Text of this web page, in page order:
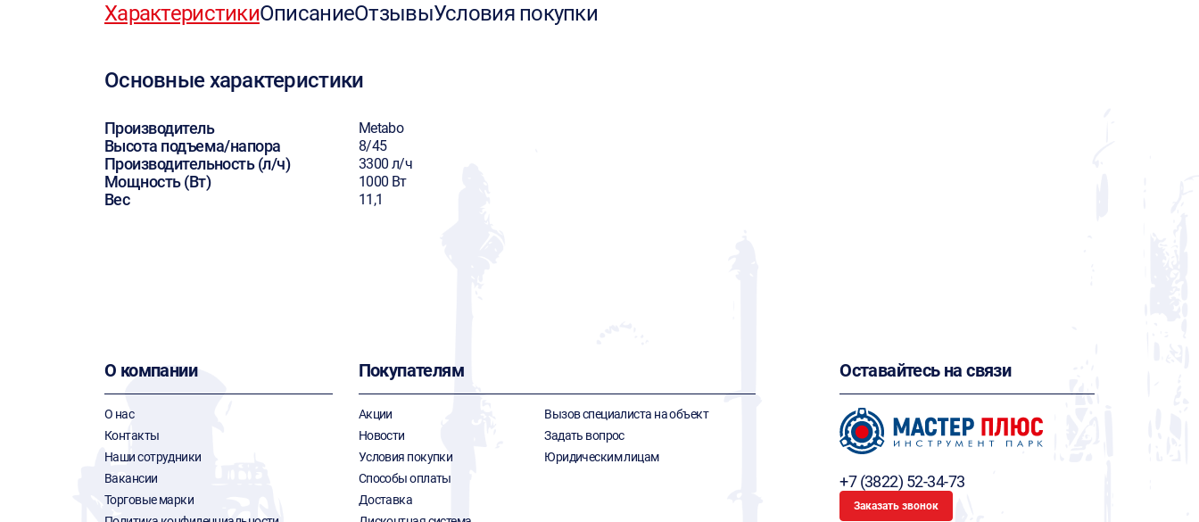
ХарактеристикиОписаниеОтзывыУсловия покупки
Основные характеристики
Производитель Metabo
Высота подъема/напора 8/45
Производительность (л/ч) 3300 л/ч
Мощность (Вт) 1000 Вт
Вес 11,1
О компании
О нас
Контакты
Наши сотрудники
Вакансии
Торговые марки
Покупателям
Акции
Новости
Условия покупки
Способы оплаты
Доставка
Вызов специалиста на объект
Задать вопрос
Юридическим лицам
Оставайтесь на связи
+7 (3822) 52-34-73
Заказать звонок